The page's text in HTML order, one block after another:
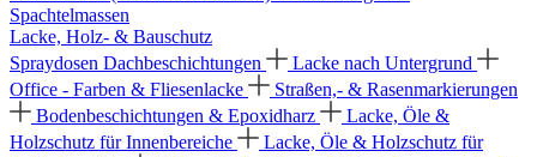
Spachtelmassen
Lacke, Holz- & Bauschutz
Spraydosen Dachbeschichtungen
Lacke nach Untergrund
Office - Farben & Fliesenlacke
Straßen,- & Rasenmarkierungen
Bodenbeschichtungen & Epoxidharz
Lacke, Öle &
Holzschutz für Innenbereiche
Lacke, Öle & Holzschutz für